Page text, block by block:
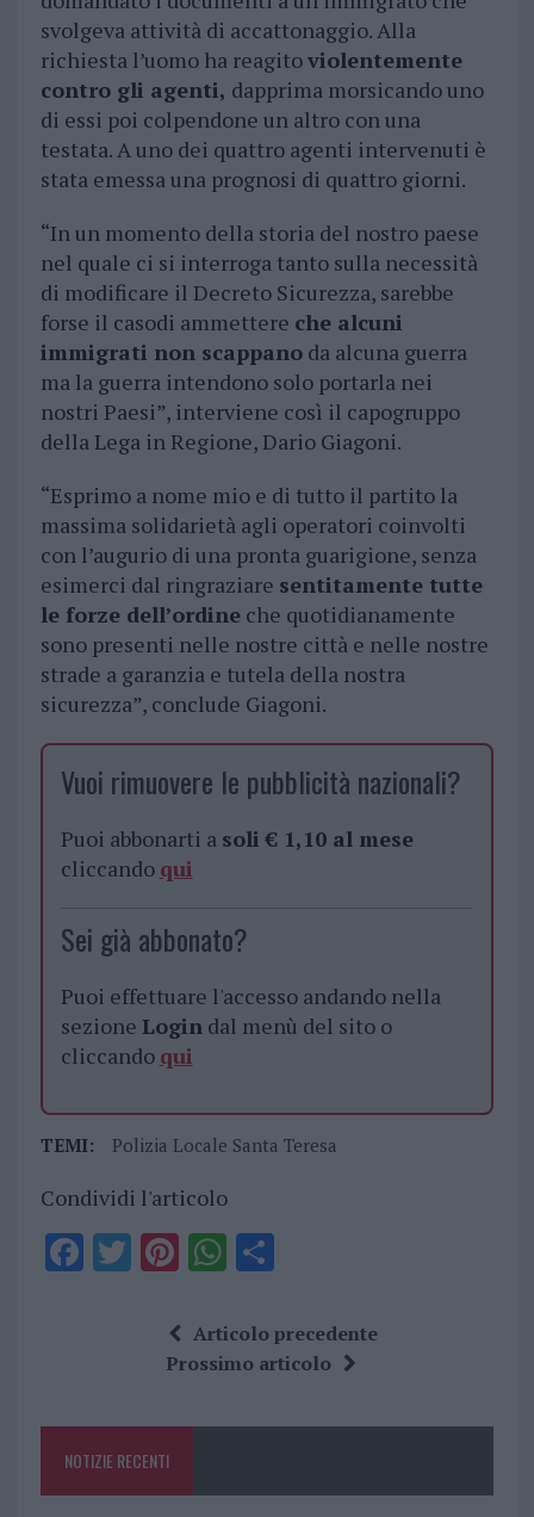
svolgeva attività di accattonaggio. Alla
richiesta l’uomo ha reagitoviolentemente
contro gli agenti, dapprima morsicando uno
di essi poi colpendone un altro con una
testata. A uno dei quattro agenti intervenuti è
stata emessa una prognosi di quattro giorni.
“In un momento della storia del nostro paese
nel quale ci si interroga tanto sulla necessità
di modificare il Decreto Sicurezza, sarebbe
forse il casodi ammettere che alcuni
immigrati non scappanoda alcuna guerra
ma la guerra intendono solo portarla nei
nostri Paesi”, interviene così il capogruppo
della Lega in Regione, Dario Giagoni.
“Esprimo a nome mio e di tutto il partito la
massima solidarietà agli operatori coinvolti
con l’augurio di una pronta guarigione, senza
esimerci dal ringraziare sentitamente tutte
le forze dell’ordineche quotidianamente
sono presenti nelle nostre città e nelle nostre
strade a garanzia e tutela della nostra
sicurezza”, conclude Giagoni.
Vuoi rimuovere le pubblicità nazionali?
Puoi abbonarti a soli € 1,10 al mese
cliccando qui
Sei già abbonato?
Puoi effettuare l'accesso andando nella
sezione Logindal menù del sito o
cliccando qui
TEMI: Polizia Locale Santa Teresa
Condividi l'articolo
F
o
k
T Pi
te
re
W
at
s
p
S
a
re
Articolo precedente
Prossimo articolo
NOTIZIE RECENTI